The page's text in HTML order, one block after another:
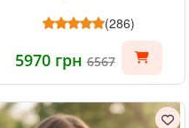
(286)
5970 грн6567